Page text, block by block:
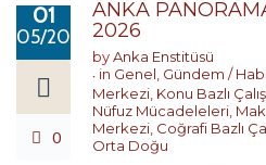
01
05/2026
0
ANKA
2026
byAnka Enstitüsü
in Genel Gündem /
Merkezi Konu Bazlı
Nüfuz Mücadeleleri
Merkezi Coğrafi Bazlı
Orta Doğu